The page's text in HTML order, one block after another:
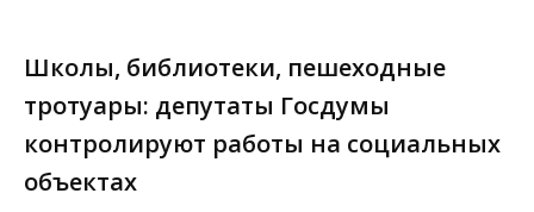
Школы, библиотеки, пешеходные
тротуары: депутаты Госдумы
контролируют работы на социальных
объектах